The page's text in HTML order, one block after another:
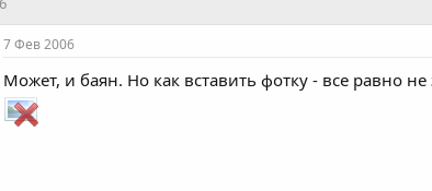
7 Фев 2006
Может, и баян. Но как вставить фотку - все равно